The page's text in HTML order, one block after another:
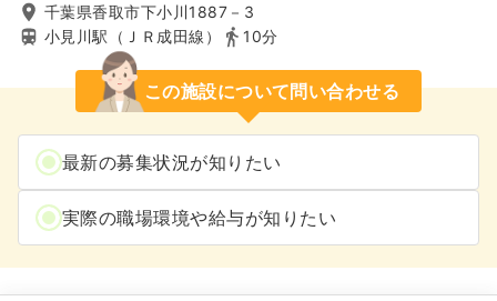
千葉県香取市下小川1887－3
小見川駅（ＪＲ成田線）
10分
この施設について問い合わせる
最新の募集状況が知りたい
実際の職場環境や給与が知りたい